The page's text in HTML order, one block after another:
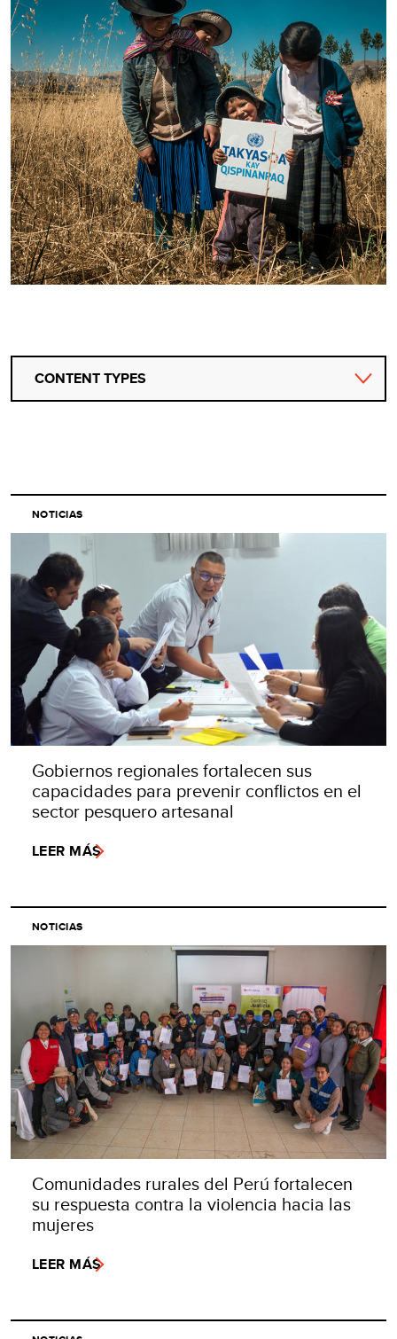
CONTENT TYPES
NOTICIAS
Gobiernos regionales fortalecen sus
capacidades para prevenir conflictos en el
sector pesquero artesanal
LEER MÁS
NOTICIAS
Comunidades rurales del Perú fortalecen
su respuesta contra la violencia hacia las
mujeres
LEER MÁS